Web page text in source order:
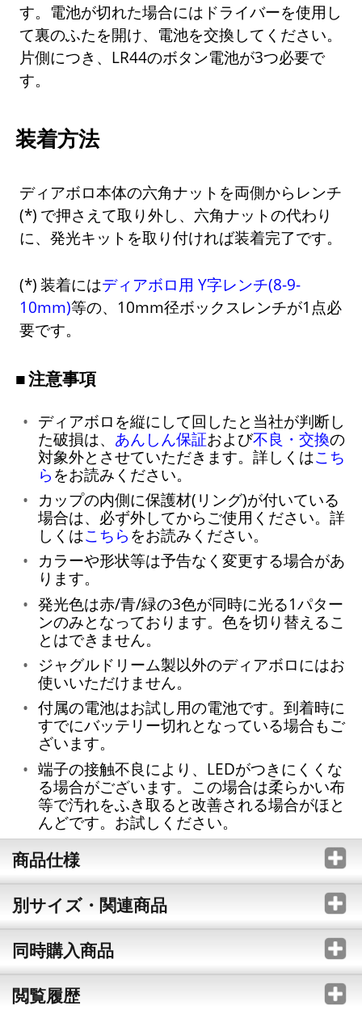
す。電池が切れた場合にはドライバーを使用し
て裏のふたを開け、電池を交換してください。
片側につき、LR44のボタン電池が3つ必要で
す。
装着方法
ディアボロ本体の六角ナットを両側からレンチ
で押さえて取り外し、六角ナットの代わり
に、発光キットを取り付ければ装着完了です。
装着にはディアボロ用 Y字レンチ(8-9-
10mm)等の、10mm径ボックスレンチが1点必
要です。
注意事項
ディアボロを縦にして回したと当社が判断し
た破損は、 あんしん保証および不良・交換の
対象外とさせていただきます。詳しくはこち
ら をお読みください。
カップの内側に保護材(リング)が付いている
場合は、必ず外してからご使用ください。詳
しくはこちら をお読みください。
カラーや形状等は予告なく変更する場合があ
ります。
発光色は赤/青/緑の3色が同時に光る1パター
ンのみとなっております。色を切り替えるこ
とはできません。
ジャグルドリーム製以外のディアボロにはお
使いいただけません。
付属の電池はお試し用の電池です。到着時に
すでにバッテリー切れとなっている場合もご
ざいます。
端子の接触不良により、LEDがつきにくくな
る場合がございます。この場合は柔らかい布
等で汚れをふき取ると改善される場合がほと
んどです。お試しください。
商品仕様
別サイズ・関連商品
同時購入商品
閲覧履歴